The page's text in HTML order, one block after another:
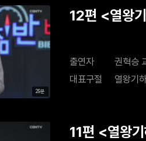
29분
12편 <열왕
출연자
권혁승
대표구절
열왕기
11편 <열왕